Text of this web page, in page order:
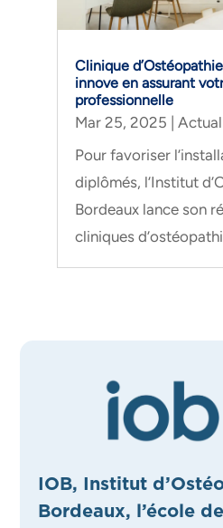
Clinique
innove en assurant
professionnelle
Mar 25, 2025 |
Pour favoriser
diplômés, l’Institut
Bordeaux lance son
cliniques
IOB, Institut
Bordeaux, l’école